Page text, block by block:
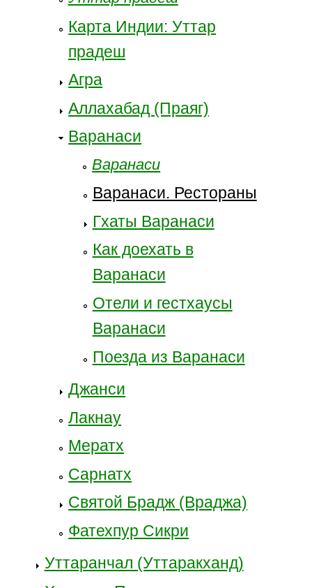
Карта Индии: Уттар
прадеш
Агра
Аллахабад (Праяг)
Варанаси
Варанаси
Варанаси. Рестораны
Гхаты Варанаси
Как доехать в
Варанаси
Отели и гестхаусы
Варанаси
Поезда из Варанаси
Джанси
Лакнау
Мератх
Сарнатх
Святой Брадж (Враджа)
Фатехпур Сикри
Уттаранчал (Уттаракханд)